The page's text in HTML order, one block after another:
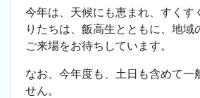
今年は、天候にも恵まれ、すくす
りたちは、飯高生とともに、地域
ご来場をお待ちしています。
なお、 今年度も、土日も含めて一
せん。